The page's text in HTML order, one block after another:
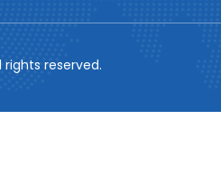
rights reserved.